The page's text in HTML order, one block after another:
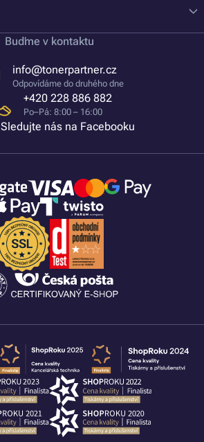
Buďme v kontaktu
info@tonerpartner.cz
Odpovídáme do druhého dne
+420 228 886 882
Po–Pá: 8:00 – 16:00
Sledujte nás na Facebooku